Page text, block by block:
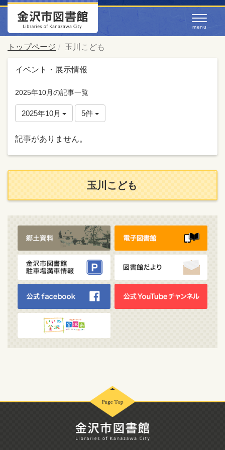
トップページ 玉川こども
イベント・展示情報
2025年10月の記事一覧
2025年10月 5件
記事がありません。
玉川こども